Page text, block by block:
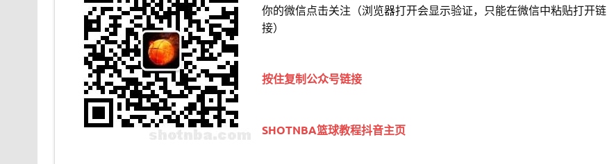
你的微信点击关注（浏览器打开会显示验证，只能在微信中粘贴打开链
接）
按住复制公众号链接
SHOTNBA篮球教程抖音主页